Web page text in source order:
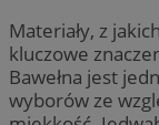
Materiały, z
kluczowe
Bawełna jest
wyborów ze